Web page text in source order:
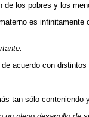
de los pobres y los
es
acuerdo con
tan sólo conteniendo